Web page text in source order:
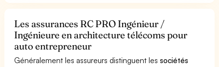
Les assurances RC PRO Ingénieur /
Ingénieure en architecture télécoms pour
auto entrepreneur
Généralement les assureurs distinguent lessociétés